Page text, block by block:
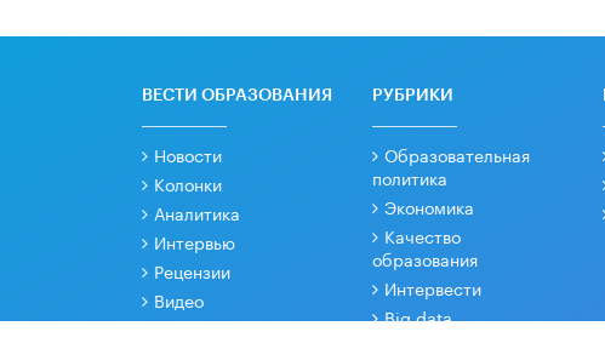
ВЕСТИ ОБРАЗОВАНИЯ
Новости
Колонки
Аналитика
Интервью
Рецензии
Видео
РУБРИКИ
Образовательная
политика
Экономика
Качество
образования
Интервести
Big data